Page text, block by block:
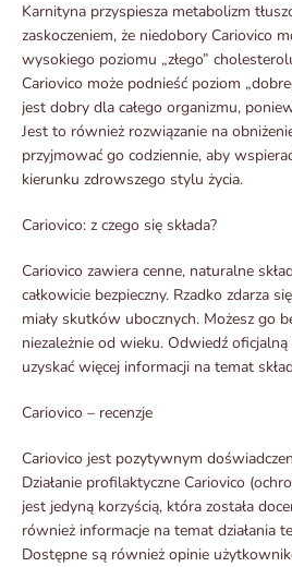
Karnityna przyspiesza metabolizm
zaskoczeniem, że niedobory Cariovico
wysokiego poziomu „złego”
Cariovico może podnieść poziom
jest dobry dla całego organizmu,
Jest to również rozwiązanie na
przyjmować go codziennie, aby
kierunku zdrowszego stylu życia.
Cariovico: z czego się składa?
Cariovico zawiera cenne, naturalne
całkowicie bezpieczny. Rzadko zdarza
miały skutków ubocznych. Możesz go
niezależnie od wieku. Odwiedź
uzyskać więcej informacji na temat
Cariovico – recenzje
Cariovico jest pozytywnym
Działanie profilaktyczne Cariovico
jest jedyną korzyścią, która została
również informacje na temat działania
Dostępne są również opinie